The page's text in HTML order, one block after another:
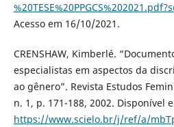
Acesso em 16/10/2021.
CRENSHAW, Kimberlé.
especialistas em aspectos da
ao gênero”. Revista Estudos
n. 1, p. 171-188, 2002. Disponível
https://www.scielo.br/j/ref/a/